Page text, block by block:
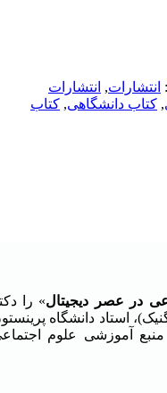
انتشارات, انتشارات
, کتاب دانشگاهی, کتاب
در عصر دیجیتال» را
استاد دانشگاه
منبع آموزشی علوم